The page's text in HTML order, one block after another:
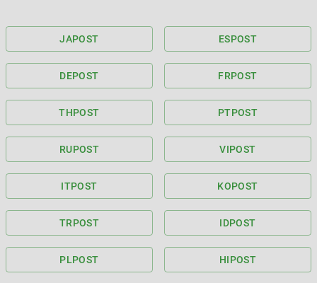
JAPOST ESPOST
DEPOST FRPOST
THPOST PTPOST
RUPOST VIPOST
ITPOST KOPOST
TRPOST IDPOST
PLPOST HIPOST